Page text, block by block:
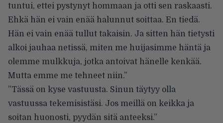
tuntui, ettei pystynyt hommaan ja otti sen raskaasti.
Ehkä hän ei vain enää halunnut soittaa. En tiedä.
Hän ei vain enää tullut takaisin. Ja sitten hän tietysti
alkoi jauhaa netissä, miten me huijasimme häntä ja
olemme mulkkuja, jotka antoivat hänelle kenkää.
Mutta emme me tehneet niin.”
”Tässä on kyse vastuusta. Sinun täytyy olla
vastuussa tekemisistäsi. Jos meillä on keikka ja
soitan huonosti, pyydän sitä anteeksi.”